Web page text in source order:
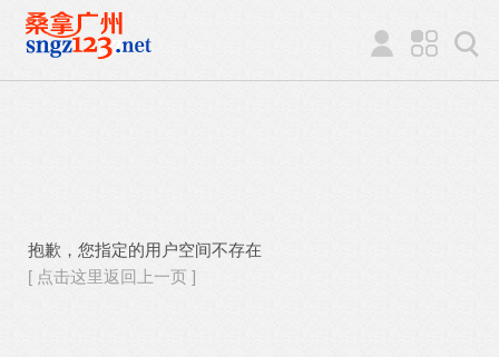
抱歉，您指定的用户空间不存在
[ 点击这里返回上一页 ]